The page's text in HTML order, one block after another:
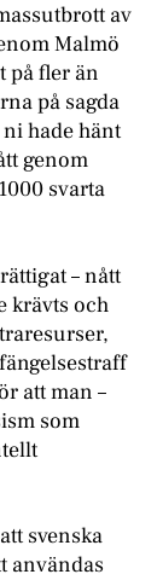
av
Malmö
på fler än
på sagda
hade hänt
genom
svarta
– nått
krävts och
att man –
som
svenska
användas